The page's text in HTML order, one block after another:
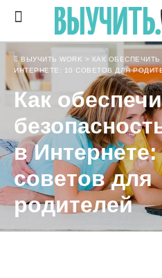
ВЫУЧИТЬ WORK > КАК
ИНТЕРНЕТЕ: 10 СОВЕТОВ ДЛЯ
Как
в Интернете:
советов для
родителей